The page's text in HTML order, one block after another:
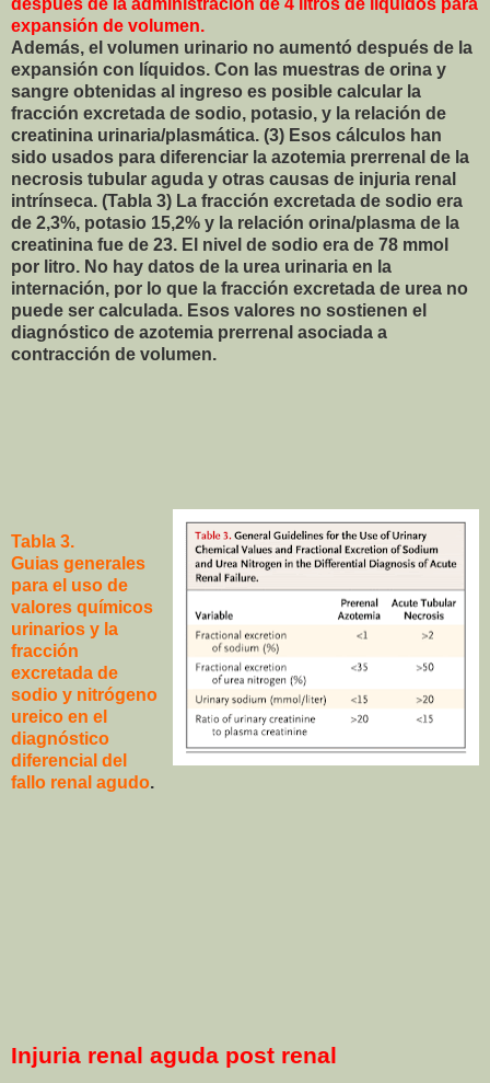
expansión de volumen.
Además, el volumen urinario no aumentó después de la
expansión con líquidos. Con las muestras de orina y
sangre obtenidas al ingreso es posible calcular la
fracción excretada de sodio, potasio, y la relación de
creatinina urinaria/plasmática. (3) Esos cálculos han
sido usados para diferenciar la azotemia prerrenal de la
necrosis tubular aguda y otras causas de injuria renal
intrínseca. (Tabla 3) La fracción excretada de sodio era
de 2,3%, potasio 15,2% y la relación orina/plasma de la
creatinina fue de 23. El nivel de sodio era de 78 mmol
por litro. No hay datos de la urea urinaria en la
internación, por lo que la fracción excretada de urea no
puede ser calculada. Esos valores no sostienen el
diagnóstico de azotemia prerrenal asociada a
contracción de volumen.
Tabla 3.
Guias generales
para el uso de
valores químicos
urinarios y la
fracción
excretada de
sodio y nitrógeno
ureico en el
diagnóstico
diferencial del
fallo renal agudo.
Injuria renal aguda post renal